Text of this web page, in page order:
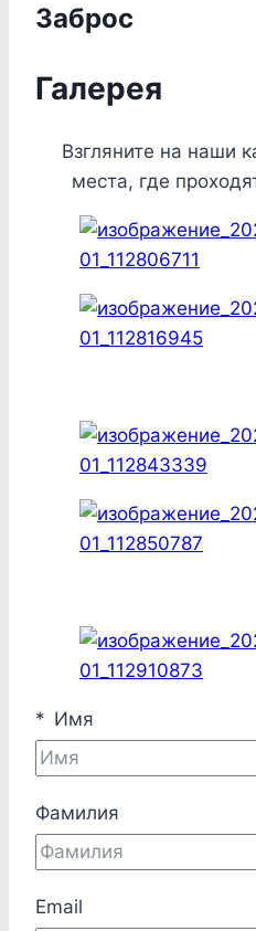
Заброс
Галерея
Взгляните на наши
места, где
Имя
Фамилия
Email